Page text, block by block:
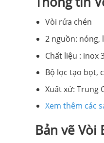
Vòi rửa chén
2 nguồn: nóng,
Chất liệu : inox
Bộ lọc tạo bọt,
Xuất xứ: Trung
Xem thêm các
Bản vẽ Vòi